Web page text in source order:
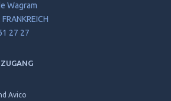
Wagram
27 27
ZUGANG
Avico